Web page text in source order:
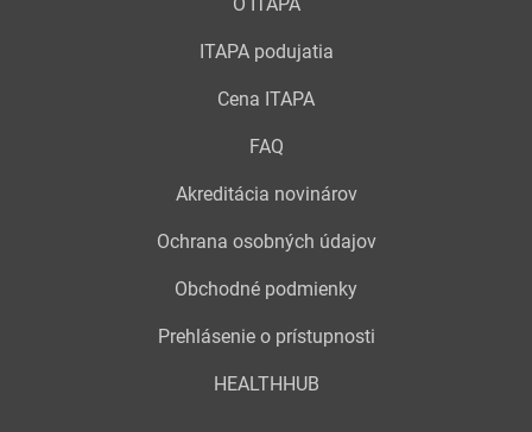
O ITAPA
ITAPA podujatia
Cena ITAPA
FAQ
Akreditácia novinárov
Ochrana osobných údajov
Obchodné podmienky
Prehlásenie o prístupnosti
HEALTHHUB